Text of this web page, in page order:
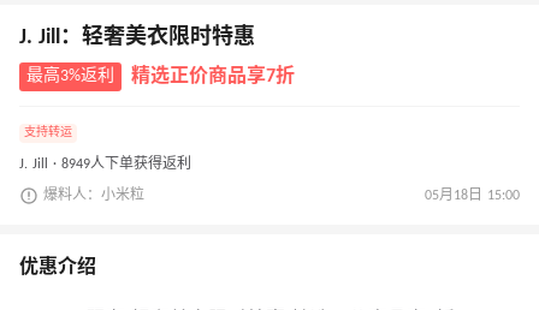
J. Jill：轻奢美衣限时特惠
最高3%返利 精选正价商品享7折
支持转运
J. Jill · 8949人下单获得返利
爆料人：小米粒 05月18日 15:00
优惠介绍